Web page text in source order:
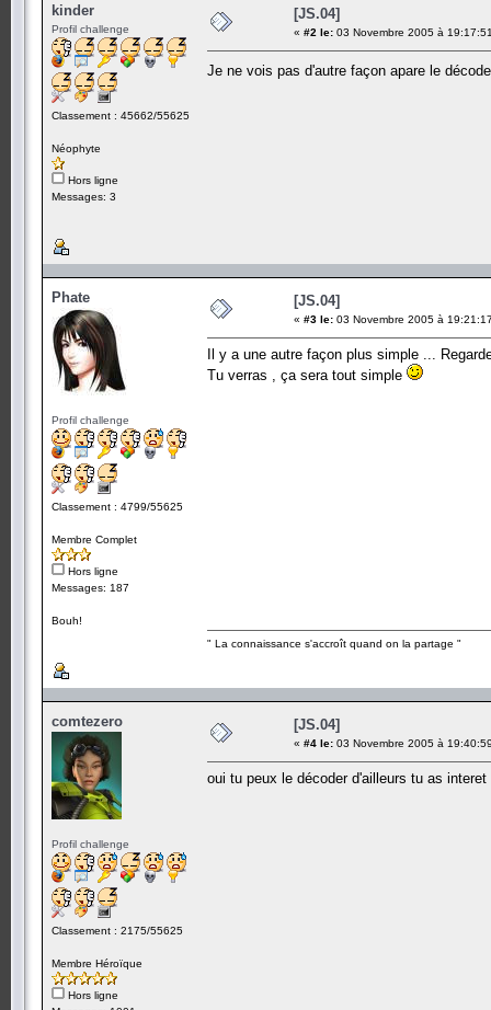
kinder
Profil challenge
Classement : 45662/55625
Néophyte
Hors ligne
Messages: 3
[JS.04]
« #2 le: 03 Novembre 2005 à
Je ne vois pas d'autre façon apare le
Phate
Profil challenge
Classement : 4799/55625
Membre Complet
Hors ligne
Messages: 187
Bouh!
[JS.04]
« #3 le: 03 Novembre 2005 à
Il y a une autre façon plus simple ...
Tu verras , ça sera tout simple
" La connaissance s'accroît quand on la partage "
comtezero
Profil challenge
Classement : 2175/55625
Membre Héroïque
Hors ligne
[JS.04]
« #4 le: 03 Novembre 2005 à
oui tu peux le décoder d'ailleurs tu as